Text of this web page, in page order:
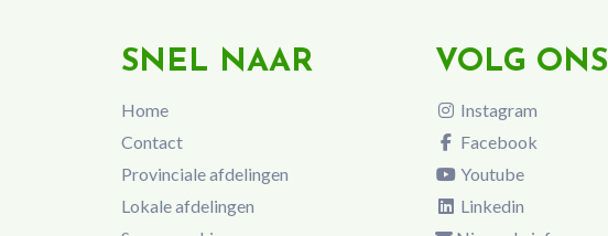
SNEL NAAR
Home
Contact
Provinciale afdelingen
Lokale afdelingen
VOLG ONS
Instagram
Facebook
Youtube
Linkedin